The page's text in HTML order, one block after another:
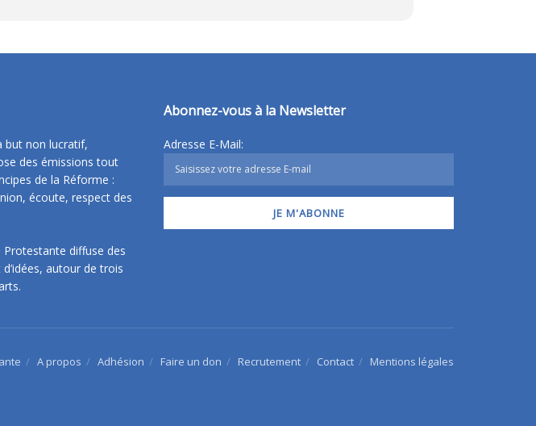
but non lucratif,
des émissions tout
de la Réforme :
écoute, respect des
Protestante diffuse des
autour de trois
Abonnez-vous à la Newsletter
Adresse E-Mail:
A propos Adhésion Faire un don Recrutement Contact Mentions légales